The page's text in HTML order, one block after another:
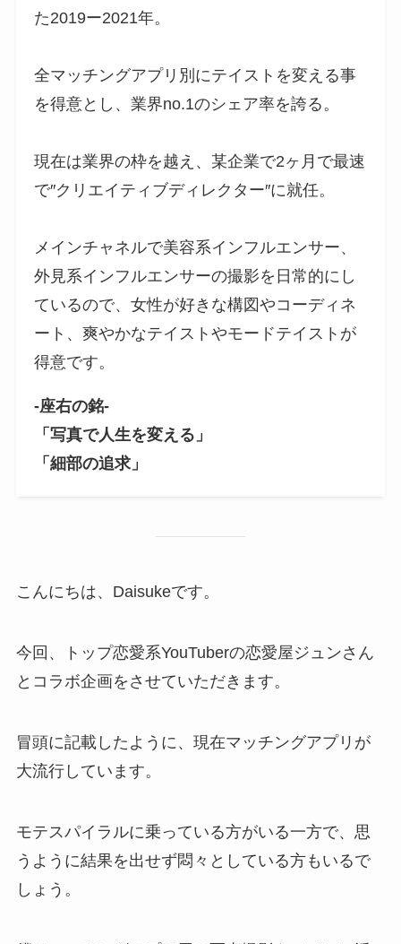
た2019ー2021年。
全マッチングアプリ別にテイストを変える事
を得意とし、業界no.1のシェア率を誇る。
現在は業界の枠を越え、某企業で2ヶ月で最速
で″クリエイティブディレクター″に就任。
メインチャネルで美容系インフルエンサー、
外見系インフルエンサーの撮影を日常的にし
ているので、女性が好きな構図やコーディネ
ート、爽やかなテイストやモードテイストが
得意です。
-座右の銘-
「写真で人生を変える」
「細部の追求」
こんにちは、Daisukeです。
今回、トップ恋愛系YouTuberの恋愛屋ジュンさん
とコラボ企画をさせていただきます。
冒頭に記載したように、現在マッチングアプリが
大流行しています。
モテスパイラルに乗っている方がいる一方で、思
うように結果を出せず悶々としている方もいるで
しょう。